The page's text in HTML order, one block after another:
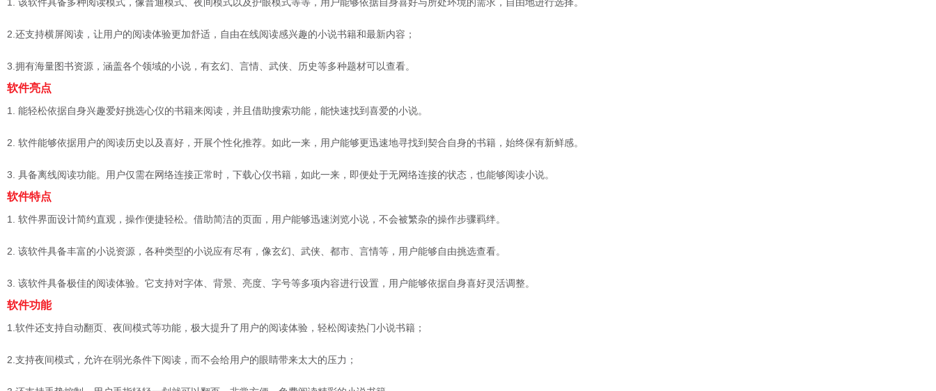
2.还支持横屏阅读，让用户的阅读体验更加舒适，自由在线阅读感兴趣的小说书籍和最新内容；
3.拥有海量图书资源，涵盖各个领域的小说，有玄幻、言情、武侠、历史等多种题材可以查看。
软件亮点
1. 能轻松依据自身兴趣爱好挑选心仪的书籍来阅读，并且借助搜索功能，能快速找到喜爱的小说。
2. 软件能够依据用户的阅读历史以及喜好，开展个性化推荐。如此一来，用户能够更迅速地寻找到契合自身的书籍，始终保有新鲜感。
3. 具备离线阅读功能。用户仅需在网络连接正常时，下载心仪书籍，如此一来，即便处于无网络连接的状态，也能够阅读小说。
软件特点
1. 软件界面设计简约直观，操作便捷轻松。借助简洁的页面，用户能够迅速浏览小说，不会被繁杂的操作步骤羁绊。
2. 该软件具备丰富的小说资源，各种类型的小说应有尽有，像玄幻、武侠、都市、言情等，用户能够自由挑选查看。
3. 该软件具备极佳的阅读体验。它支持对字体、背景、亮度、字号等多项内容进行设置，用户能够依据自身喜好灵活调整。
软件功能
1.软件还支持自动翻页、夜间模式等功能，极大提升了用户的阅读体验，轻松阅读热门小说书籍；
2.支持夜间模式，允许在弱光条件下阅读，而不会给用户的眼睛带来太大的压力；